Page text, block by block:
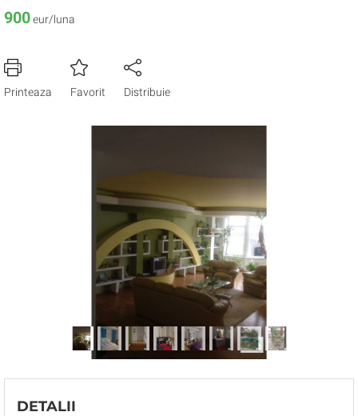
900eur/luna
Printeaza Favorit Distribuie
DETALII